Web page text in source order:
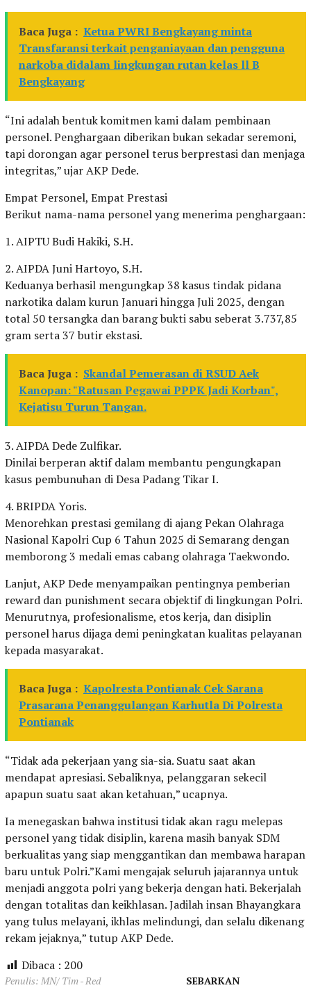
Baca Juga : Ketua PWRI Bengkayang minta
Transfaransi terkait penganiayaan dan pengguna
narkoba didalam lingkungan rutan kelas ll B
Bengkayang
“Ini adalah bentuk komitmen kami dalam pembinaan
personel. Penghargaan diberikan bukan sekadar seremoni,
tapi dorongan agar personel terus berprestasi dan menjaga
integritas,” ujar AKP Dede.
Empat Personel, Empat Prestasi
Berikut nama-nama personel yang menerima penghargaan:
1. AIPTU Budi Hakiki, S.H.
2. AIPDA Juni Hartoyo, S.H.
Keduanya berhasil mengungkap 38 kasus tindak pidana
narkotika dalam kurun Januari hingga Juli 2025, dengan
total 50 tersangka dan barang bukti sabu seberat 3.737,85
gram serta 37 butir ekstasi.
Baca Juga : Skandal Pemerasan di RSUD Aek
Kanopan: "Ratusan Pegawai PPPK Jadi Korban",
Kejatisu Turun Tangan.
3. AIPDA Dede Zulfikar.
Dinilai berperan aktif dalam membantu pengungkapan
kasus pembunuhan di Desa Padang Tikar I.
4. BRIPDA Yoris.
Menorehkan prestasi gemilang di ajang Pekan Olahraga
Nasional Kapolri Cup 6 Tahun 2025 di Semarang dengan
memborong 3 medali emas cabang olahraga Taekwondo.
Lanjut, AKP Dede menyampaikan pentingnya pemberian
reward dan punishment secara objektif di lingkungan Polri.
Menurutnya, profesionalisme, etos kerja, dan disiplin
personel harus dijaga demi peningkatan kualitas pelayanan
kepada masyarakat.
Baca Juga : Kapolresta Pontianak Cek Sarana
Prasarana Penanggulangan Karhutla Di Polresta
Pontianak
“Tidak ada pekerjaan yang sia-sia. Suatu saat akan
mendapat apresiasi. Sebaliknya, pelanggaran sekecil
apapun suatu saat akan ketahuan,” ucapnya.
Ia menegaskan bahwa institusi tidak akan ragu melepas
personel yang tidak disiplin, karena masih banyak SDM
berkualitas yang siap menggantikan dan membawa harapan
baru untuk Polri.”Kami mengajak seluruh jajarannya untuk
menjadi anggota polri yang bekerja dengan hati. Bekerjalah
dengan totalitas dan keikhlasan. Jadilah insan Bhayangkara
yang tulus melayani, ikhlas melindungi, dan selalu dikenang
rekam jejaknya,” tutup AKP Dede.
Dibaca : 200
Penulis: MN/ Tim - Red
SEBARKAN